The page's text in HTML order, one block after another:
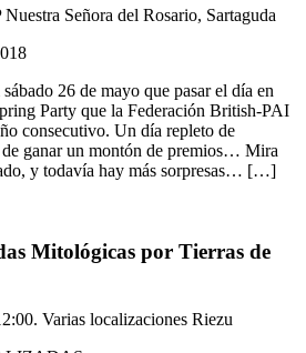
Señora del Rosario, Sartaguda
26 de mayo que pasar el día en
Party que la Federación British-PAI
consecutivo. Un día repleto de
ganar un montón de premios… Mira
y todavía hay más sorpresas… […]
Mitológicas por Tierras de
Varias localizaciones Riezu